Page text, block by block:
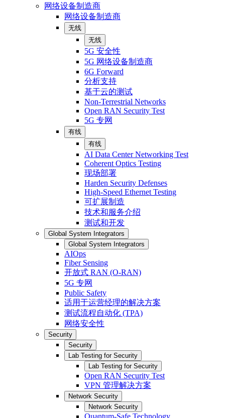
网络设备制造商
网络设备制造商
无线
无线
5G 安全性
5G 网络设备制造商
6G Forward
分析支持
基于云的测试
Non-Terrestrial Networks
Open RAN Security Test
5G 专网
有线
有线
AI Data Center Networking Test
Coherent Optics Testing
现场部署
Harden Security Defenses
High-Speed Ethernet Testing
可扩展制造
技术和服务介绍
测试和开发
Global System Integrators
Global System Integrators
AIOps
Fiber Sensing
开放式 RAN (O-RAN)
5G 专网
Public Safety
适用于运营经理的解决方案
测试流程自动化 (TPA)
网络安全性
Security
Security
Lab Testing for Security
Lab Testing for Security
Open RAN Security Test
VPN 管理解决方案
Network Security
Network Security